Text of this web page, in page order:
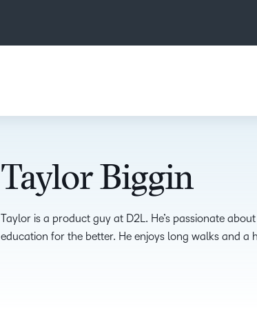
Taylor Biggin
Taylor is a product guy at D2L. He’s passionate
education for the better. He enjoys long walks and a